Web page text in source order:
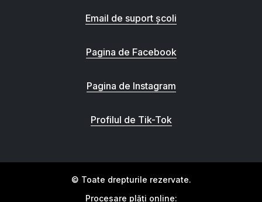
Email de suport școli
Pagina de Facebook
Pagina de Instagram
Profilul de Tik-Tok
© Toate drepturile rezervate.
Procesare plăți online: